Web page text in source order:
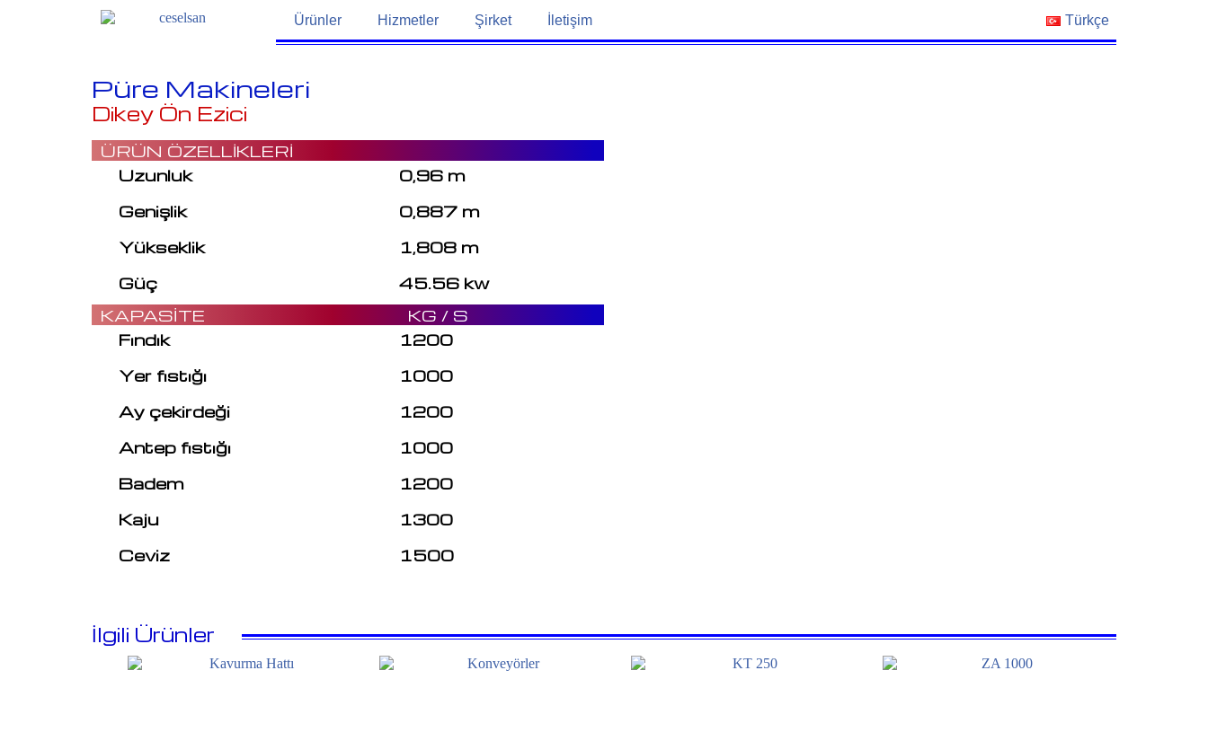
Ürünler Hizmetler Şirket İletişim Türkçe
Püre Makineleri
Dikey Ön Ezici
ÜRÜN ÖZELLİKLERİ
Uzunluk
0,96 m
Genişlik
0,887 m
Yükseklik
1,808 m
Güç
45.56 kw
KAPASİTE
KG / S
Fındık
1200
Yer fıstığı
1000
Ay çekirdeği
1200
Antep fıstığı
1000
Badem
1200
Kaju
1300
Ceviz
1500
İlgili Ürünler